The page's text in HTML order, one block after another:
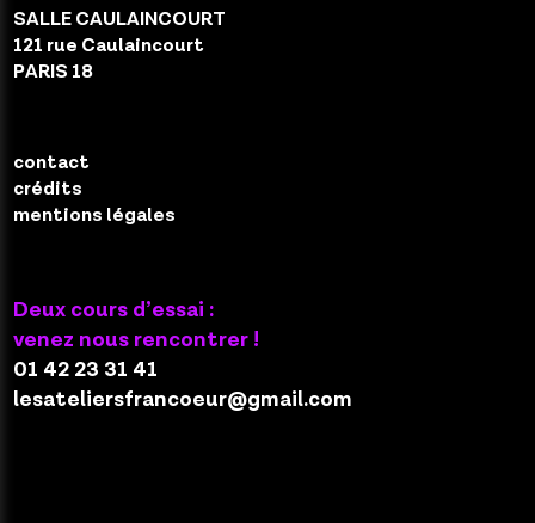
SALLE CAULAINCOURT
121 rue Caulaincourt
PARIS 18
contact
crédits
mentions légales
Deux cours d’essai :
venez nous rencontrer !
01 42 23 31 41
lesateliersfrancoeur@gmail.com